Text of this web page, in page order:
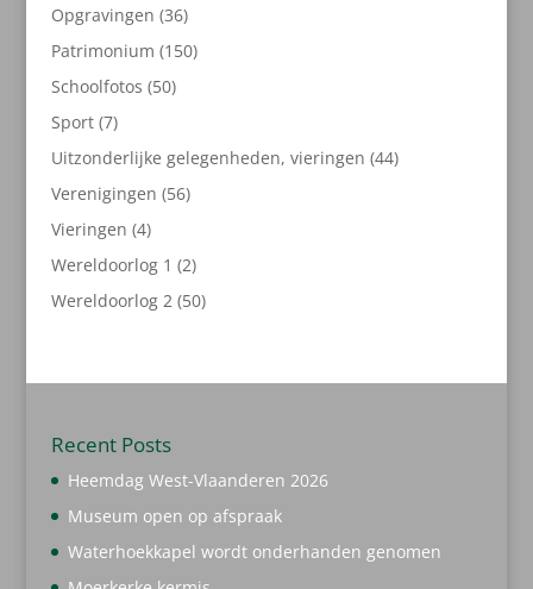
Opgravingen 3636
producten
Patrimonium 150150
Schoolfotos 5050
Sport 77
producten
Uitzonderlijke gelegenheden, vieringen 4444
Verenigingen 5656
Vieringen 44
producten
Wereldoorlog 1 22
producten
Wereldoorlog 2 5050
Recent Posts
Heemdag West-Vlaanderen 2026
Museum open op afspraak
Waterhoekkapel wordt onderhanden genomen